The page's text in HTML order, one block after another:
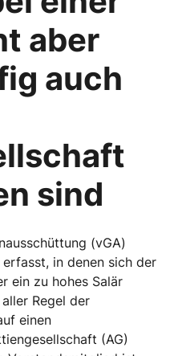
aber
auch
sind
(vGA)
in denen sich der
ein zu hohes Salär
Regel der
einen
(AG)